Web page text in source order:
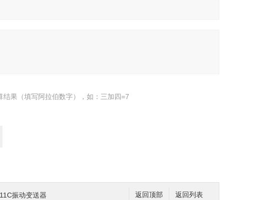
结果（填写阿拉伯数字），如：三加四=7
返回列表
返回顶部
振动变送器